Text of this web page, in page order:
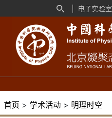
电子实验室
首页 > 学术活动 > 明理时空